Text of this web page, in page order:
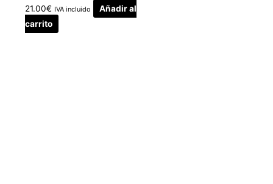
21.00€ IVA incluido
Añadir al
carrito